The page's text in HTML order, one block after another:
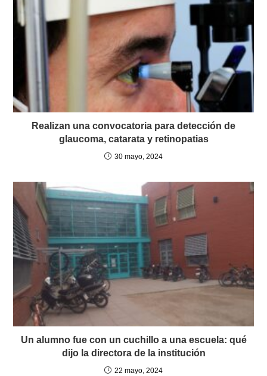
Realizan una convocatoria para detección de
glaucoma, catarata y retinopatias
30 mayo, 2024
Un alumno fue con un cuchillo a una escuela: qué
dijo la directora de la institución
22 mayo, 2024